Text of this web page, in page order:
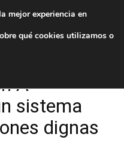
A
sistema
dignas
mejor experiencia en
qué cookies utilizamos o